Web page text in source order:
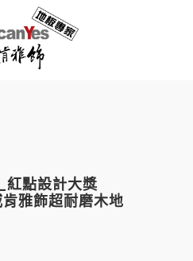
紅點設計大獎
肯雅飾超耐磨木地